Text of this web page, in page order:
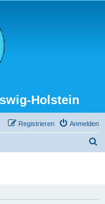
Holstein
Anmelden
Registrieren
e